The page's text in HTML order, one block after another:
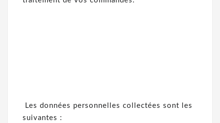
Les données personnelles collectées sont les
suivantes :